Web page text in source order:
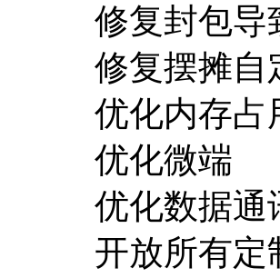
修复封包导
修复摆摊自
优化内存占
优化微端
优化数据通
开放所有定